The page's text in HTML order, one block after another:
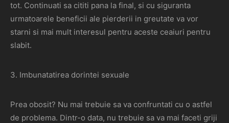
tot. Continuati sa cititi pana la final, si cu siguranta
urmatoarele beneficii ale pierderii in greutate va vor
starni si mai mult interesul pentru aceste ceaiuri pentru
slabit.
3. Imbunatatirea dorintei sexuale
Prea obosit? Nu mai trebuie sa va confruntati cu o astfel
de problema. Dintr-o data, nu trebuie sa va mai faceti griji